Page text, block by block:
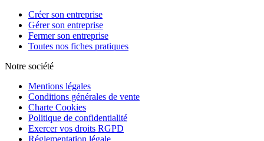
Créer son entreprise
Gérer son entreprise
Fermer son entreprise
Toutes nos fiches pratiques
Notre société
Mentions légales
Conditions générales de vente
Charte Cookies
Politique de confidentialité
Exercer vos droits RGPD
Réglementation légale